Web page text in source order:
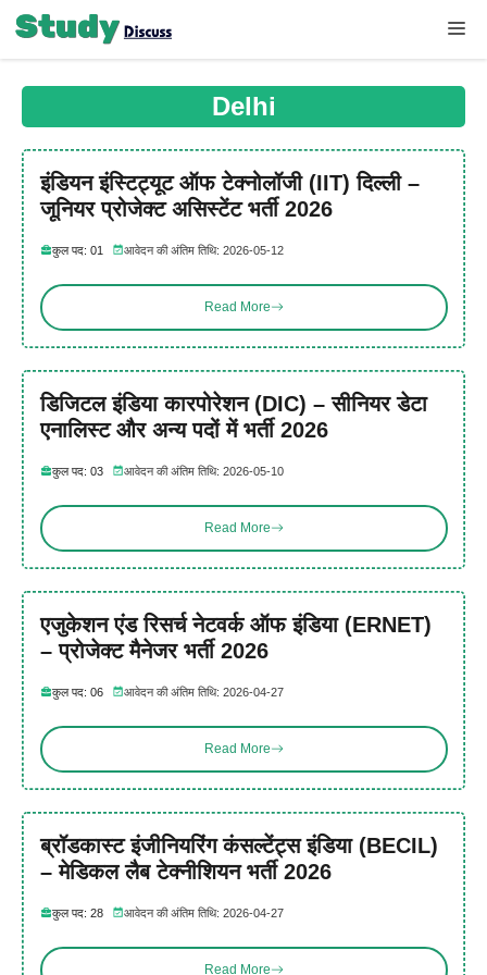
Skip
content
Delhi
इंडियन इंस्टिट्यूट ऑफ टेक्नोलॉजी (IIT) दिल्ली –
जूनियर प्रोजेक्ट असिस्टेंट भर्ती 2026
कुल पद: 01 आवेदन की अंतिम तिथि: 2026-05-12
Read More
डिजिटल इंडिया कारपोरेशन (DIC) – सीनियर डेटा
एनालिस्ट और अन्य पदों में भर्ती 2026
कुल पद: 03 आवेदन की अंतिम तिथि: 2026-05-10
Read More
एजुकेशन एंड रिसर्च नेटवर्क ऑफ इंडिया (ERNET)
– प्रोजेक्ट मैनेजर भर्ती 2026
कुल पद: 06 आवेदन की अंतिम तिथि: 2026-04-27
Read More
ब्रॉडकास्ट इंजीनियरिंग कंसल्टेंट्स इंडिया (BECIL)
– मेडिकल लैब टेक्नीशियन भर्ती 2026
कुल पद: 28 आवेदन की अंतिम तिथि: 2026-04-27
Read More